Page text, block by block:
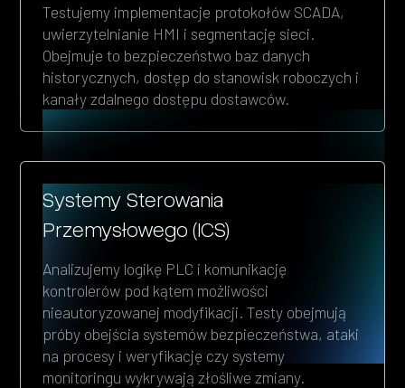
Testujemy implementacje protokołów SCADA,
uwierzytelnianie HMI i segmentację sieci.
Obejmuje to bezpieczeństwo baz danych
historycznych, dostęp do stanowisk roboczych i
kanały zdalnego dostępu dostawców.
Systemy Sterowania
Przemysłowego (ICS)
Analizujemy logikę PLC i komunikację
kontrolerów pod kątem możliwości
nieautoryzowanej modyfikacji. Testy obejmują
próby obejścia systemów bezpieczeństwa, ataki
na procesy i weryfikację czy systemy
monitoringu wykrywają złośliwe zmiany.